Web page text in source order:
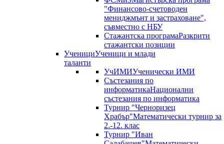
"Финансово-счетоводен
мениджмънт и застраховане",
съвместно с НБУ
Стажантска програмаРазкрити
стажантски позиции
УченициУченици и млади
таланти
УчИМИУченически ИМИ
Състезания по
информатикаНационални
състезания по информатика
Турнир "Черноризец
Храбър"Математически турнир за
2.-12. клас
Турнир "Иван